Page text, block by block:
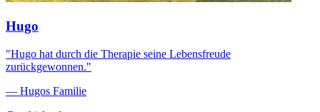
Hugo
"Hugo hat durch die Therapie seine Lebensfreude
zurückgewonnen."
— Hugos Familie